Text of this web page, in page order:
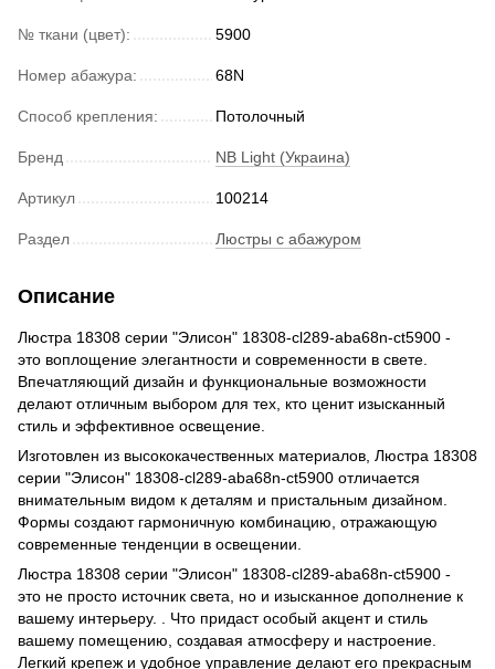
№ ткани (цвет): 5900
Номер абажура: 68N
Способ крепления: Потолочный
Бренд NB Light (Украина)
Артикул 100214
Раздел Люстры с абажуром
Описание
Люстра 18308 серии "Элисон" 18308-cl289-aba68n-ct5900 -
это воплощение элегантности и современности в свете.
Впечатляющий дизайн и функциональные возможности
делают отличным выбором для тех, кто ценит изысканный
стиль и эффективное освещение.
Изготовлен из высококачественных материалов, Люстра 18308
серии "Элисон" 18308-cl289-aba68n-ct5900 отличается
внимательным видом к деталям и пристальным дизайном.
Формы создают гармоничную комбинацию, отражающую
современные тенденции в освещении.
Люстра 18308 серии "Элисон" 18308-cl289-aba68n-ct5900 -
это не просто источник света, но и изысканное дополнение к
вашему интерьеру. . Что придаст особый акцент и стиль
вашему помещению, создавая атмосферу и настроение.
Легкий крепеж и удобное управление делают его прекрасным